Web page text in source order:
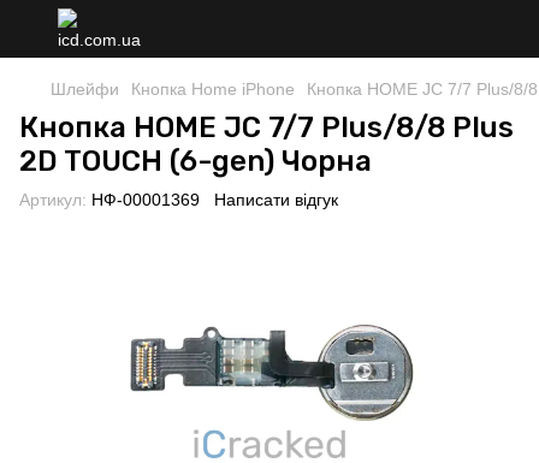
Шлейфи Кнопка Home iPhone Кнопка HOME JC 7/7 Plus/
Кнопка HOME JC 7/7 Plus/8/8 Plus
2D TOUCH (6-gen) Чорна
Артикул: НФ-00001369 Написати відгук